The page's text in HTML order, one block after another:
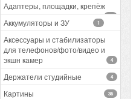
Адаптеры, площадки, крепёж
13
Аккумуляторы и ЗУ 1
Аксессуары и стабилизаторы
для телефонов/фото/видео и
экшн камер
4
Держатели студийные 4
Картины 36